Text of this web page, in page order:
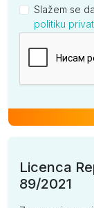
Slažem se
politiku
Licenca
89/2021